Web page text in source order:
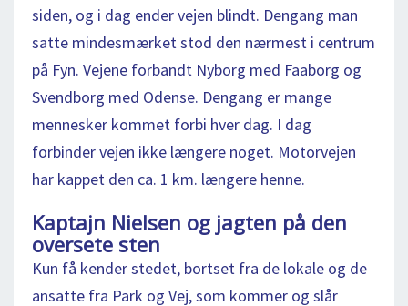
siden, og i dag ender vejen blindt. Dengang man
satte mindesmærket stod den nærmest i centrum
på Fyn. Vejene forbandt Nyborg med Faaborg og
Svendborg med Odense. Dengang er mange
mennesker kommet forbi hver dag. I dag
forbinder vejen ikke længere noget. Motorvejen
har kappet den ca. 1 km. længere henne.
Kaptajn Nielsen og jagten på den
oversete sten
Kun få kender stedet, bortset fra de lokale og de
ansatte fra Park og Vej, som kommer og slår